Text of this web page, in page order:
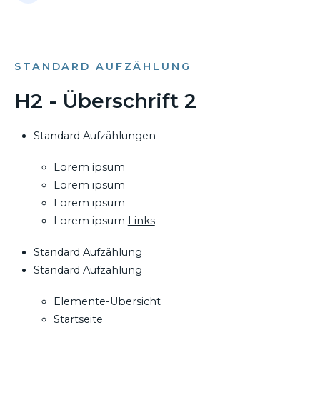
STANDARD AUFZÄHLUNG
H2 - Überschrift 2
Standard Aufzählungen
Lorem ipsum
Lorem ipsum
Lorem ipsum
Lorem ipsum Links
Standard Aufzählung
Standard Aufzählung
Elemente-Übersicht
Startseite